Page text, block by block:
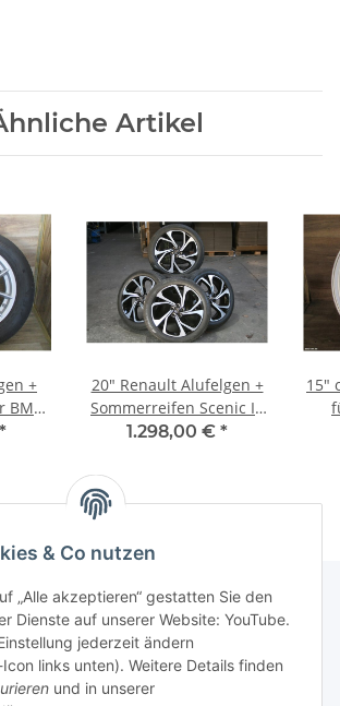
& Co nutzen
„Alle akzeptieren“ gestatten Sie den
Dienste auf unserer Website: YouTube.
jederzeit ändern
links unten). Weitere Details finden
und in unserer
Artikel
+
BMW
*
20" Renault Alufelgen +
Sommerreifen Scenic IV
(J9)
1.298,00 € *
15"